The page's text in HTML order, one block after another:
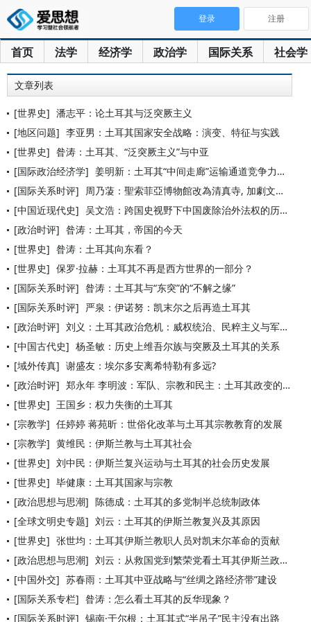
首页 法学 经济学 政治学 国际关系 社会学
登录 注册
文章列表
[世界史] 潘志平：论土耳其与泛突厥主义
[地区问题] 李亚男：土耳其国家安全战略：演变、特征与实践
[世界史] 昝涛：土耳其、“泛突厥主义”与中亚
[国际政治经济学] 姜明新：土耳其“中间走廊”运输通道竞争力研究
[国际关系时评] 周乃蓤：聖索菲亞博物館改為清真寺, 加劇文明衝突
[中国近现代史] 吴文浩：跨国史视野下中国废除治外法权的历程（1919—193
[政治时评] 昝涛：土耳其，帝国的今天
[世界史] 昝涛：土耳其向东看？
[世界史] 保罗·拉赫：土耳其不再是西方世界的一部分？
[国际关系时评] 昝涛：土耳其与“东突”的“不解之缘”
[国际关系时评] 严泉：伊诺努：凯末尔之后再造土耳其
[政治时评] 刘义：土耳其政治危机：威权统治、民粹主义与军人干政
[中国古代史] 杨圣敏：历史上维吾尔族与突厥及土耳其的关系
[域外传真] 谢盛友：埃尔多安离希特勒有多远?
[政治时评] 郑永年 李明波：军队、宗教和民主：土耳其政变的背后
[世界史] 王国乡：权力失衡的土耳其
[宗教学] 任婷婷 蒋苑昕：世俗化改革与土耳其宗教教育的发展
[宗教学] 黄维民：伊斯兰教与土耳其社会
[世界史] 刘中民：伊斯兰复兴运动与土耳其的社会历史发展
[世界史] 毕健康：土耳其国家与宗教
[政治思想与思潮] 陈德成：土耳其的多党制半总统制政体
[全球文明史专题] 刘云：土耳其的伊斯兰教复兴及其原因
[世界史] 张世均：土耳其伊斯兰教职人员对凯末尔革命的贡献
[政治思想与思潮] 刘云：从救国党到繁荣党看土耳其伊斯兰政治的变迁
[中国外交] 苏春雨：土耳其中亚战略与“丝绸之路经济带”建设
[国际关系专栏] 昝涛：怎么看土耳其的反华现象？
[国际关系时评] 锡南·于尔根：土耳其式“半吊子”民主没有出路